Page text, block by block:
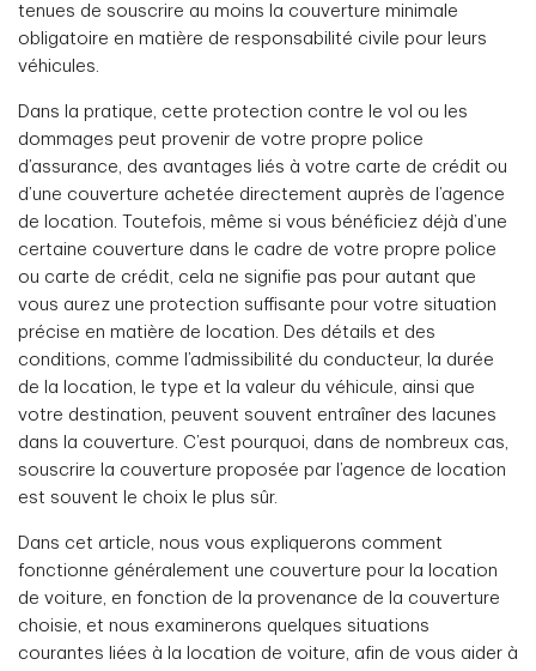
tenues de souscrire au moins la couverture minimale
obligatoire en matière de responsabilité civile pour leurs
véhicules.
Dans la pratique, cette protection contre le vol ou les
dommages peut provenir de votre propre police
d’assurance, des avantages liés à votre carte de crédit ou
d’une couverture achetée directement auprès de l’agence
de location. Toutefois, même si vous bénéficiez déjà d’une
certaine couverture dans le cadre de votre propre police
ou carte de crédit, cela ne signifie pas pour autant que
vous aurez une protection suffisante pour votre situation
précise en matière de location. Des détails et des
conditions, comme l’admissibilité du conducteur, la durée
de la location, le type et la valeur du véhicule, ainsi que
votre destination, peuvent souvent entraîner des lacunes
dans la couverture. C’est pourquoi, dans de nombreux cas,
souscrire la couverture proposée par l’agence de location
est souvent le choix le plus sûr.
Dans cet article, nous vous expliquerons comment
fonctionne généralement une couverture pour la location
de voiture, en fonction de la provenance de la couverture
choisie, et nous examinerons quelques situations
courantes liées à la location de voiture, afin de vous aider à